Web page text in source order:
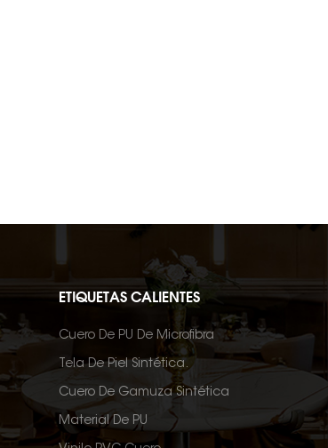
ETIQUETAS CALIENTES
Cuero De PU De Microfibra
Tela De Piel Sintética.
Cuero De Gamuza Sintética
Material De PU